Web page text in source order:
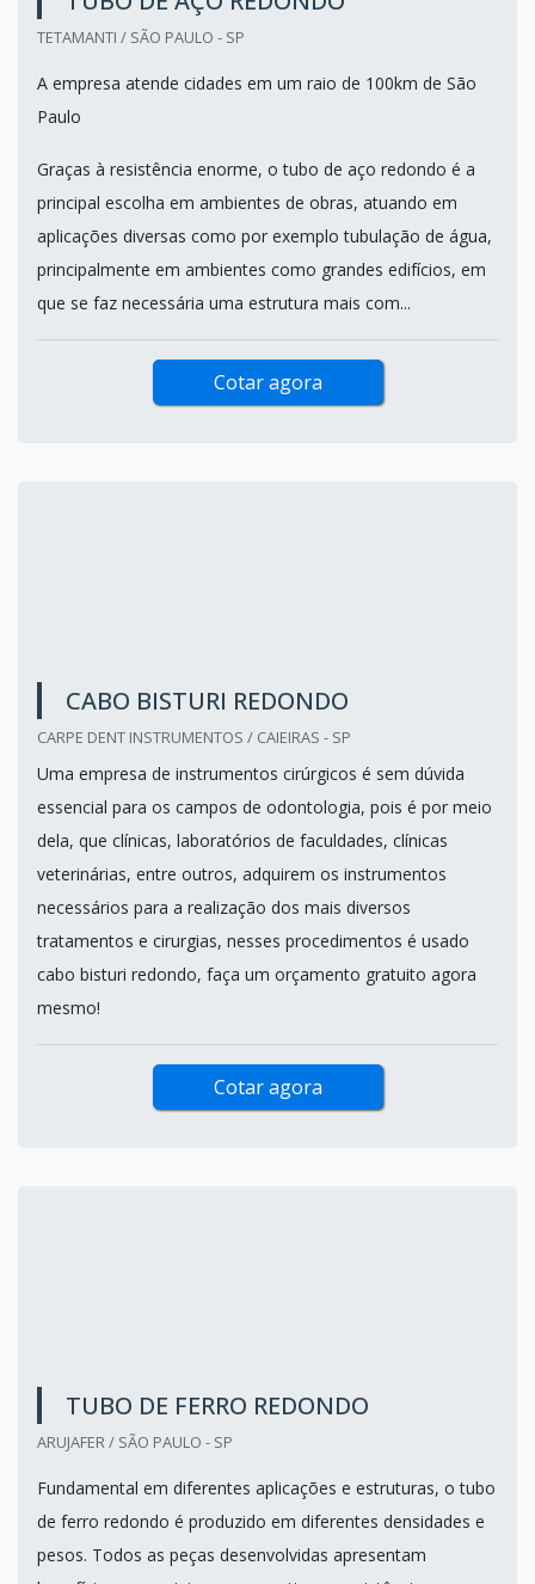
TETAMANTI / SÃO PAULO - SP
A empresa atende cidades em um raio de 100km de São
Paulo
Graças à resistência enorme, o tubo de aço redondo é a
principal escolha em ambientes de obras, atuando em
aplicações diversas como por exemplo tubulação de água,
principalmente em ambientes como grandes edifícios, em
que se faz necessária uma estrutura mais com...
Cotar agora
CABO BISTURI REDONDO
CARPE DENT INSTRUMENTOS / CAIEIRAS - SP
Uma empresa de instrumentos cirúrgicos é sem dúvida
essencial para os campos de odontologia, pois é por meio
dela, que clínicas, laboratórios de faculdades, clínicas
veterinárias, entre outros, adquirem os instrumentos
necessários para a realização dos mais diversos
tratamentos e cirurgias, nesses procedimentos é usado
cabo bisturi redondo, faça um orçamento gratuito agora
mesmo!
Cotar agora
TUBO DE FERRO REDONDO
ARUJAFER / SÃO PAULO - SP
Fundamental em diferentes aplicações e estruturas, o tubo
de ferro redondo é produzido em diferentes densidades e
pesos. Todos as peças desenvolvidas apresentam